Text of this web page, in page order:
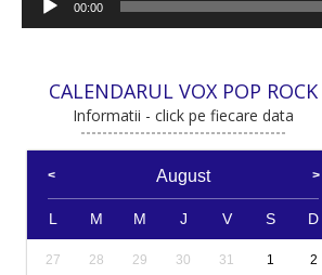
00:00
CALENDARUL VOX POP ROCK
Informatii - click pe fiecare data
August
L M M J V S D
27 28 29 30 31 1 2